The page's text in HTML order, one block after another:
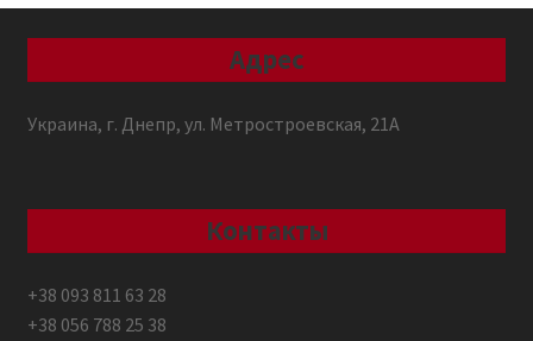
Адрес
Украина, г. Днепр, ул. Метростроевская, 21А
Контакты
+38 093 811 63 28
+38 056 788 25 38